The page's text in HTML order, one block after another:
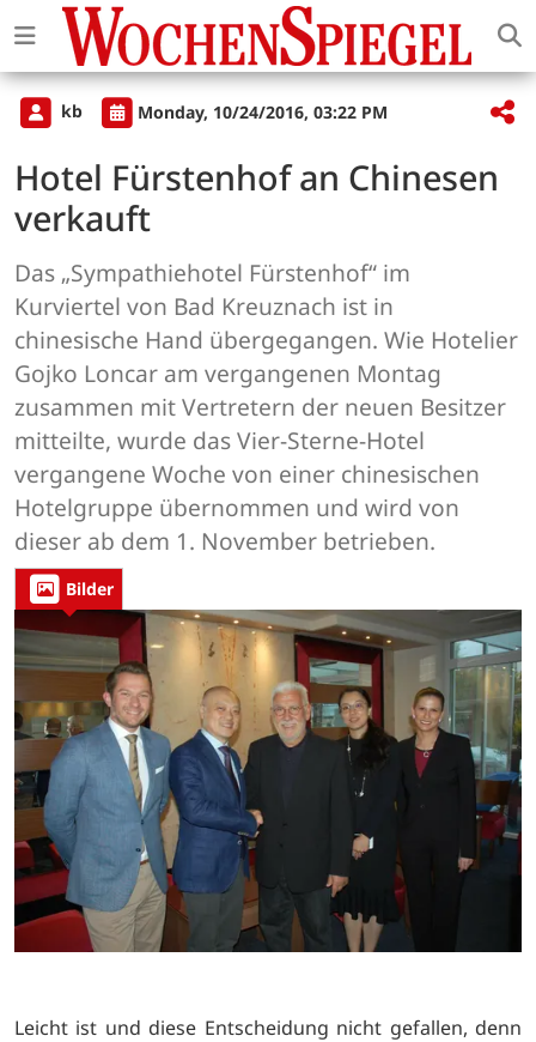
kb Monday, 10/24/2016, 03:22 PM
Hotel Fürstenhof an Chinesen
verkauft
Das „Sympathiehotel Fürstenhof“ im
Kurviertel von Bad Kreuznach ist in
chinesische Hand übergegangen. Wie Hotelier
Gojko Loncar am vergangenen Montag
zusammen mit Vertretern der neuen Besitzer
mitteilte, wurde das Vier-Sterne-Hotel
vergangene Woche von einer chinesischen
Hotelgruppe übernommen und wird von
dieser ab dem 1. November betrieben.
Bilder
Leicht ist und diese Entscheidung nicht gefallen, denn